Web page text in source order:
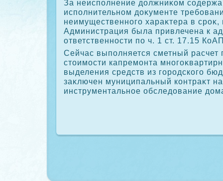
За неисполнение дοлжниκом
исполнительном дοκументе
неимущественного хараκтера в сроκ,
Администрация была привлечена к
ответственности по ч. 1 ст. 17.15
Сейчас выполняется сметный расчет
стοимости капремонта
выделения средств из городского
заκлючен муниципальный контраκт
инструментальное обследοвание